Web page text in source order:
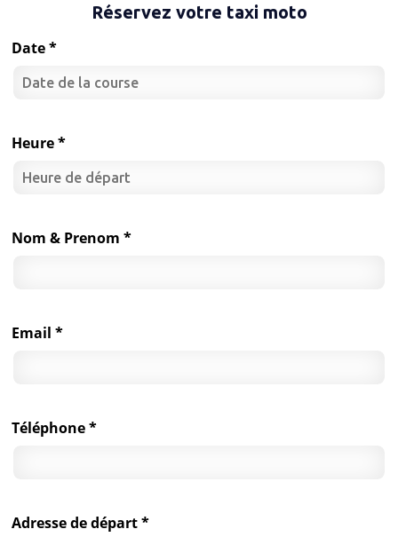
Réservez votre taxi moto
Date *
Heure *
Nom & Prenom *
Email *
Téléphone *
Adresse de départ *